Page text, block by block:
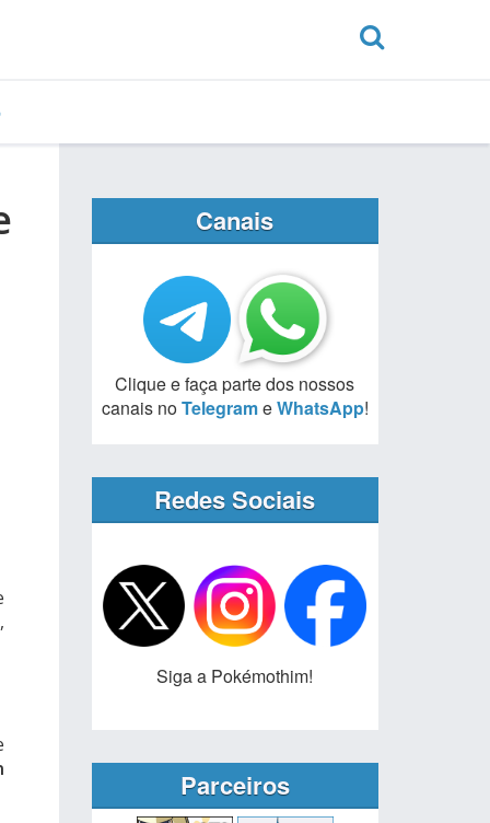
,
Canais
Clique e faça parte dos nossos
canais noTelegrameWhatsApp!
Redes Sociais
Siga a Pokémothim!
Parceiros